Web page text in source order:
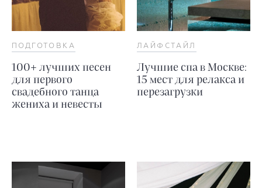
ПОДГОТОВКА
100+ лучших песен
для первого
свадебного танца
жениха и невесты
ЛАЙФСТАЙЛ
Лучшие спа в Москве:
15 мест для релакса и
перезагрузки